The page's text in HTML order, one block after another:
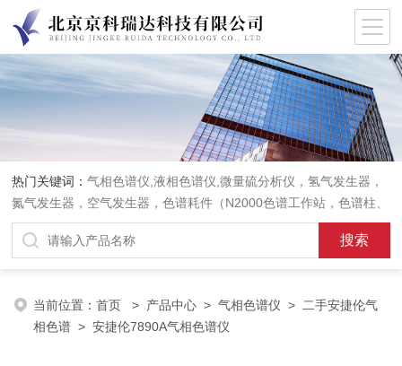
热门关键词：气相色谱仪,液相色谱仪,微量硫分析仪，氢气发生器，
氮气发生器，空气发生器，色谱耗件（N2000色谱工作站，色谱柱、
阀件、进样器、色谱担体），顶空进样器，热解析仪，紫外分光光度
计，原子吸收分光光度计，傅立叶红外光谱仪，分析天平等常规实验
当前位置：首页 > 产品中心 >气相色谱仪 > 二手安捷伦气
相色谱 > 安捷伦7890A气相色谱仪